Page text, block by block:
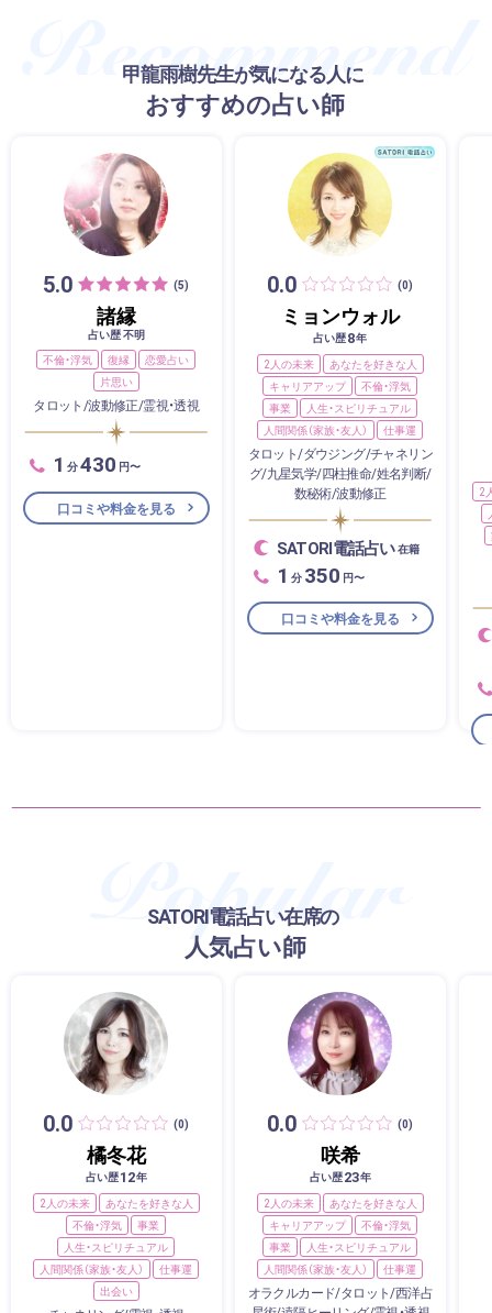
甲龍雨樹先生が気になる人に
おすすめの占い師
5.0 (5)
諸縁
占い歴 不明
不倫・浮気
復縁
恋愛占い
片思い
タロット/波動修正/霊視・透視
1 分430 円〜
口コミや料金を見る
0.0 (0)
ミョンウォル
占い歴8年
2人の未来
あなたを好きな人
キャリアアップ
不倫・浮気
事業
人生・スピリチュアル
人間関係（家族・友人）
仕事運
タロット/ダウジング/チャネリン
グ/九星気学/四柱推命/姓名判断/
数秘術/波動修正
SATORI電話占い在籍
1 分 350 円〜
口コミや料金を見る
2
SATORI電話占い在席の
人気占い師
0.0 (0)
橘冬花
占い歴12年
2人の未来
あなたを好きな人
不倫・浮気
事業
人生・スピリチュアル
人間関係（家族・友人）
仕事運
出会い
0.0 (0)
咲希
占い歴23年
2人の未来
あなたを好きな人
キャリアアップ
不倫・浮気
事業
人生・スピリチュアル
人間関係（家族・友人）
仕事運
オラクルカード/タロット/西洋占